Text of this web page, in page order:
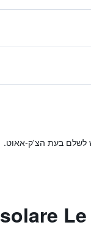
לשלם בעת הצ'ק-אאוט.